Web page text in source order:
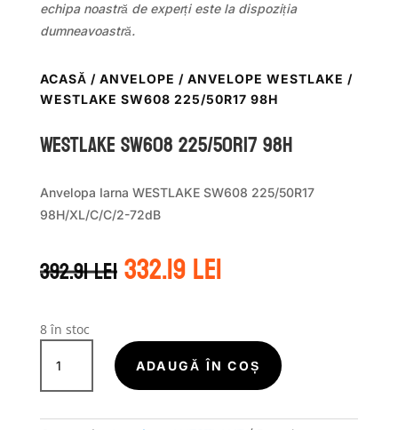
echipa noastră de experți este la dispoziția
dumneavoastră.
ACASĂ / ANVELOPE / ANVELOPE WESTLAKE /
WESTLAKE SW608 225/50R17 98H
WestLake SW608 225/50R17 98H
Anvelopa Iarna WESTLAKE SW608 225/50R17
98H/XL/C/C/2-72dB
392.91leiPrețul
inițial
392.91 lei.
332.19leiPrețul
curent
8 în stoc
Cantitate
WestLake
SW608
ADAUGĂ ÎN COȘ